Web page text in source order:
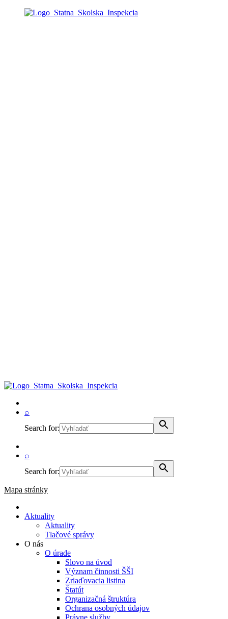
⌕
Search for:
⌕
Search for:
Mapa stránky
Aktuality
Aktuality
Tlačové správy
O nás
O úrade
Slovo na úvod
Význam činnosti ŠŠI
Zriaďovacia listina
Štatút
Organizačná štruktúra
Ochrana osobných údajov
Právne služby